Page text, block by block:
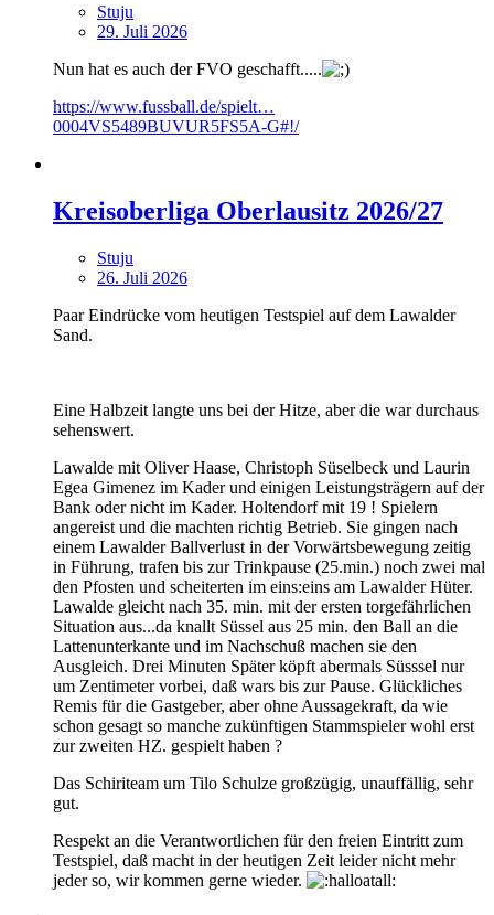
Stuju
29. Juli 2026
Nun hat es auch der FVO geschafft.....
https://www.fussball.de/spielt…
0004VS5489BUVUR5FS5A-G#!/
Kreisoberliga Oberlausitz 2026/27
Stuju
26. Juli 2026
Paar Eindrücke vom heutigen Testspiel auf dem Lawalder
Sand.
Eine Halbzeit langte uns bei der Hitze, aber die war durchaus
sehenswert.
Lawalde mit Oliver Haase, Christoph Süselbeck und Laurin
Egea Gimenez im Kader und einigen Leistungsträgern auf der
Bank oder nicht im Kader. Holtendorf mit 19 ! Spielern
angereist und die machten richtig Betrieb. Sie gingen nach
einem Lawalder Ballverlust in der Vorwärtsbewegung zeitig
in Führung, trafen bis zur Trinkpause (25.min.) noch zwei mal
den Pfosten und scheiterten im eins:eins am Lawalder Hüter.
Lawalde gleicht nach 35. min. mit der ersten torgefährlichen
Situation aus...da knallt Süssel aus 25 min. den Ball an die
Lattenunterkante und im Nachschuß machen sie den
Ausgleich. Drei Minuten Später köpft abermals Süsssel nur
um Zentimeter vorbei, daß wars bis zur Pause. Glückliches
Remis für die Gastgeber, aber ohne Aussagekraft, da wie
schon gesagt so manche zukünftigen Stammspieler wohl erst
zur zweiten HZ. gespielt haben ?
Das Schiriteam um Tilo Schulze großzügig, unauffällig, sehr
gut.
Respekt an die Verantwortlichen für den freien Eintritt zum
Testspiel, daß macht in der heutigen Zeit leider nicht mehr
jeder so, wir kommen gerne wieder.